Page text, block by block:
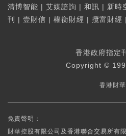
清博智能 | 艾媒諮詢 | 和訊 | 新時
刊
| 壹財信 | 權衡財經 | 攬富財經 |
香港政府指定
Copyright ©
香港財
免責聲明：
財華控股有限公司及香港聯合交易所有